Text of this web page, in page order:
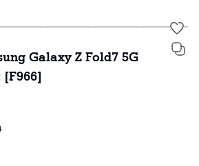
Galaxy Z Fold7 5G
[F966]